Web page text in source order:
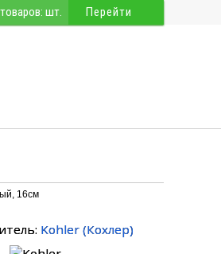
Перейти
шт.
16см
Kohler(Кохлер)